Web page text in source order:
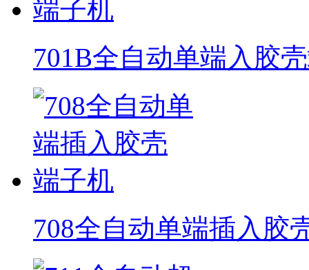
701B全自动单端入胶
708全自动单端插入胶